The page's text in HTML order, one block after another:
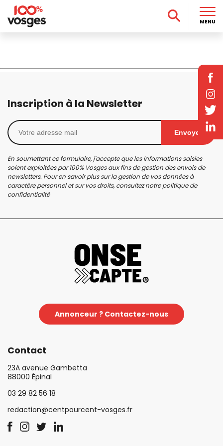
Inscription à la Newsletter
Envoyer
En soumettant ce formulaire, j'accepte que les informations saisies
soient exploitées par 100% Vosges aux fins de gestion des envois de
newsletters. Pour en savoir plus sur la gestion de vos données à
caractère personnel et sur vos droits, consultez notrepolitique de
confidentialité
Annonceur ? Contactez-nous
Contact
23A avenue Gambetta
88000 Épinal
03 29 82 56 18
redaction@centpourcent-vosges.fr
MENU